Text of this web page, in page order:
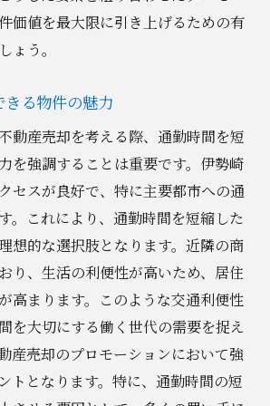
価値を最大限に引き上げるための有
ょう。
る物件の魅力
動産売却を考える際、通勤時間を短
を強調することは重要です。伊勢崎
セスが良好で、特に主要都市への通
。これにより、通勤時間を短縮した
想的な選択肢となります。近隣の商
り、生活の利便性が高いため、居住
高まります。このような交通利便性
を大切にする働く世代の需要を捉え
産売却のプロモーションにおいて強
トとなります。特に、通勤時間の短